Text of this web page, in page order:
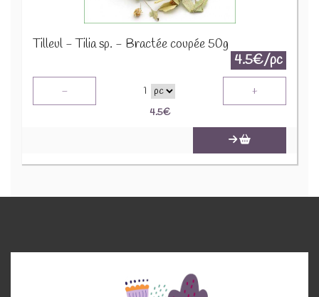
Tilleul - Tilia sp. - Bractée coupée 50g
4.5€/pc
- 1 +
4.5€